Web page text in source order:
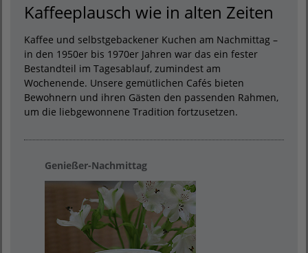
Kaffeeplausch wie in alten Zeiten
Kaffee und selbstgebackener Kuchen am Nachmittag –
in den 1950er bis 1970er Jahren war das ein fester
Bestandteil im Tagesablauf, zumindest am
Wochenende. Unsere gemütlichen Cafés bieten
Bewohnern und ihren Gästen den passenden Rahmen,
um die liebgewonnene Tradition fortzusetzen.
Genießer-Nachmittag